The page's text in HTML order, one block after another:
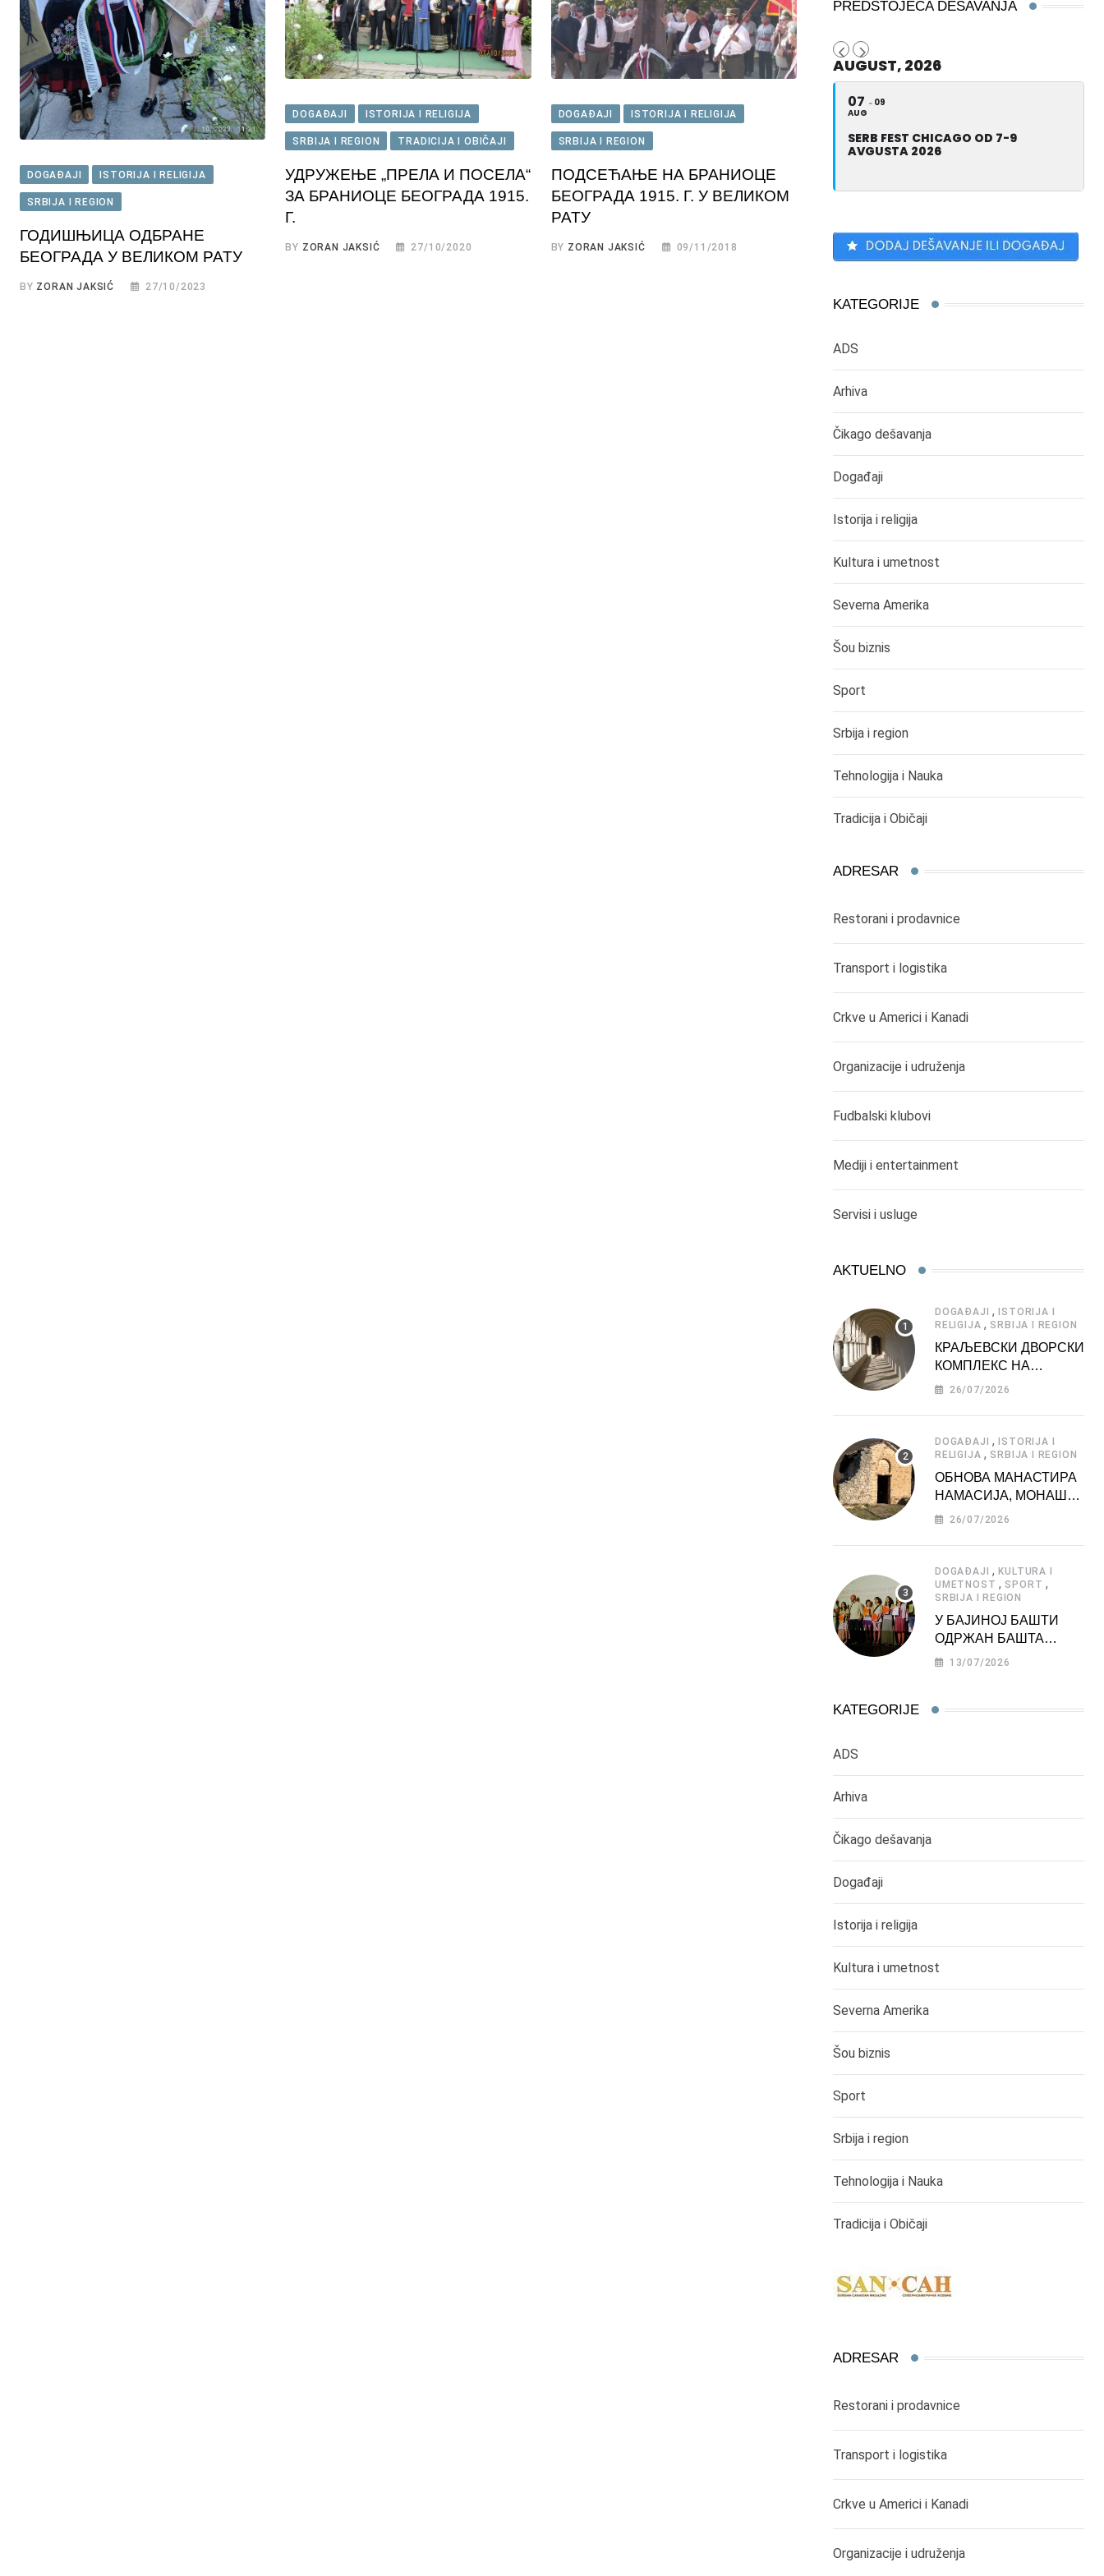
DOGAĐAJI ISTORIJA I RELIGIJA
SRBIJA I REGION
ГОДИШЊИЦА ОДБРАНЕ
БЕОГРАДА У ВЕЛИКОМ РАТУ
BY ZORAN JAKSIĆ 27/10/2023
DOGAĐAJI ISTORIJA I RELIGIJA
SRBIJA I REGION TRADICIJA I OBIČAJI
УДРУЖЕЊЕ „ПРЕЛА И ПОСЕЛА“
ЗА БРАНИОЦЕ БЕОГРАДА 1915.
Г.
BY ZORAN JAKSIĆ 27/10/2020
DOGAĐAJI ISTORIJA I RELIGIJA
SRBIJA I REGION
ПОДСЕЋАЊЕ НА БРАНИОЦЕ
БЕОГРАДА 1915. Г. У ВЕЛИКОМ
РАТУ
BY ZORAN JAKSIĆ 09/11/2018
PREDSTOJEĆA DEŠAVANJA
AUGUST, 2026
07
AUG
09
SERB FEST CHICAGO OD 7-9
AVGUSTA 2026
KATEGORIJE
ADS
Arhiva
Čikago dešavanja
Događaji
Istorija i religija
Kultura i umetnost
Severna Amerika
Šou biznis
Sport
Srbija i region
Tehnologija i Nauka
Tradicija i Običaji
ADRESAR
Restorani i prodavnice
Transport i logistika
Crkve u Americi i Kanadi
Organizacije i udruženja
Fudbalski klubovi
Mediji i entertainment
Servisi i usluge
AKTUELNO
DOGAĐAJI , ISTORIJA I
RELIGIJA , SRBIJA I REGION
КРАЉЕВСКИ ДВОРСКИ
КОМПЛЕКС НА
ДЕДИЊУ –
АТРАКЦИЈА
26/07/2026
DOGAĐAJI , ISTORIJA I
RELIGIJA , SRBIJA I REGION
ОБНОВА МАНАСТИРА
НАМАСИЈА, МОНАШКЕ
ЗАДУЖБИНЕ
26/07/2026
DOGAĐAJI ,KULTURA I
UMETNOST , SPORT ,
SRBIJA I REGION
У БАЈИНОЈ БАШТИ
ОДРЖАН БАШТА
ФЕСТ 2026
13/07/2026
KATEGORIJE
ADS
Arhiva
Čikago dešavanja
Događaji
Istorija i religija
Kultura i umetnost
Severna Amerika
Šou biznis
Sport
Srbija i region
Tehnologija i Nauka
Tradicija i Običaji
ADRESAR
Restorani i prodavnice
Transport i logistika
Crkve u Americi i Kanadi
Organizacije i udruženja